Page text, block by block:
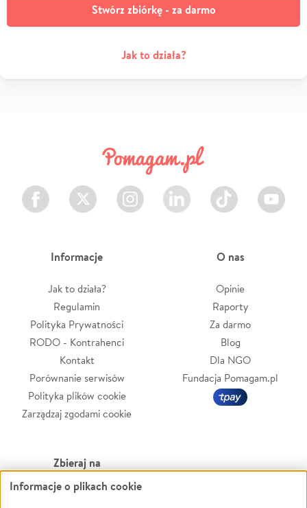
Stwórz zbiórkę - za darmo
Jak to działa?
Facebook Twitter Instagram LinkedIn TikTok Youtube
Informacje
Jak to działa?
Regulamin
Polityka Prywatności
RODO - Kontrahenci
Kontakt
Porównanie serwisów
Polityka plików cookie
Zarządzaj zgodami cookie
O nas
Opinie
Raporty
Za darmo
Blog
Dla NGO
Fundacja Pomagam.pl
Zbieraj na
Leczenie
Informacje o plikach cookie